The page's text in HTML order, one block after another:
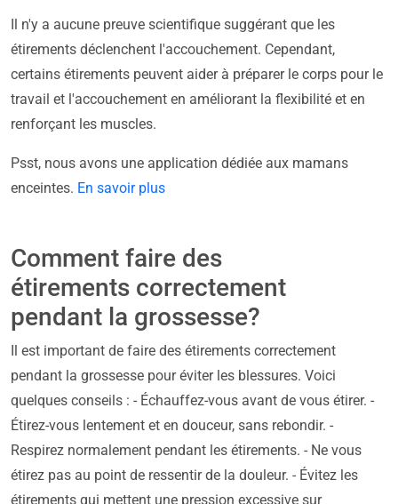
Il n'y a aucune preuve scientifique suggérant que les
étirements déclenchent l'accouchement. Cependant,
certains étirements peuvent aider à préparer le corps pour le
travail et l'accouchement en améliorant la flexibilité et en
renforçant les muscles.
Psst, nous avons une application dédiée aux mamans
enceintes. En savoir plus
Comment faire des
étirements correctement
pendant la grossesse?
Il est important de faire des étirements correctement
pendant la grossesse pour éviter les blessures. Voici
quelques conseils : - Échauffez-vous avant de vous étirer. -
Étirez-vous lentement et en douceur, sans rebondir. -
Respirez normalement pendant les étirements. - Ne vous
étirez pas au point de ressentir de la douleur. - Évitez les
étirements qui mettent une pression excessive sur